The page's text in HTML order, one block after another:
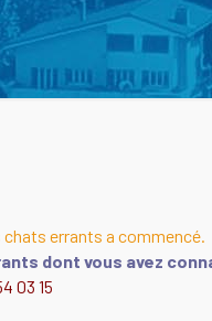
errants a commencé.
dont vous avez
03 15